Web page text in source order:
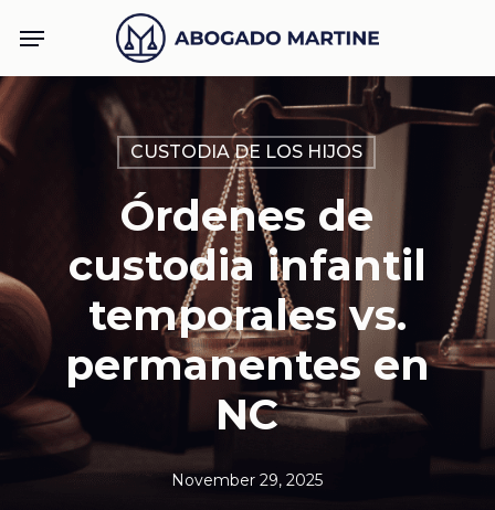
main
content
Menu
CUSTODIA DE LOS HIJOS
Órdenes de
custodia infantil
temporales vs.
permanentes en
NC
November 29, 2025